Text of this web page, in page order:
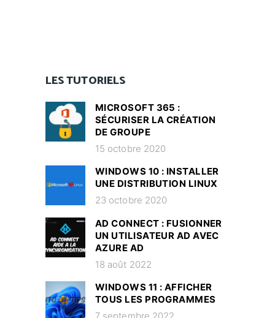
LES TUTORIELS
MICROSOFT 365 :
SÉCURISER LA CRÉATION
DE GROUPE
15 octobre 2020
WINDOWS 10 : INSTALLER
UNE DISTRIBUTION LINUX
23 octobre 2020
AD CONNECT : FUSIONNER
UN UTILISATEUR AD AVEC
AZURE AD
18 août 2022
WINDOWS 11 : AFFICHER
TOUS LES PROGRAMMES